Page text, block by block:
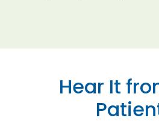
Hear It